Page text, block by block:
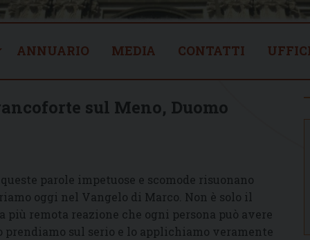
ANNUARIO MEDIA CONTATTI
sul Meno, Duomo
queste parole impetuose e scomode risuonano
oggi nel Vangelo di Marco. Non è solo il
remota reazione che ogni persona può avere
sul serio e lo applichiamo veramente